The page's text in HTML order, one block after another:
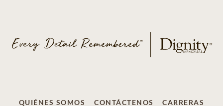
QUIÉNES SOMOS CONTÁCTENOS CARRERAS